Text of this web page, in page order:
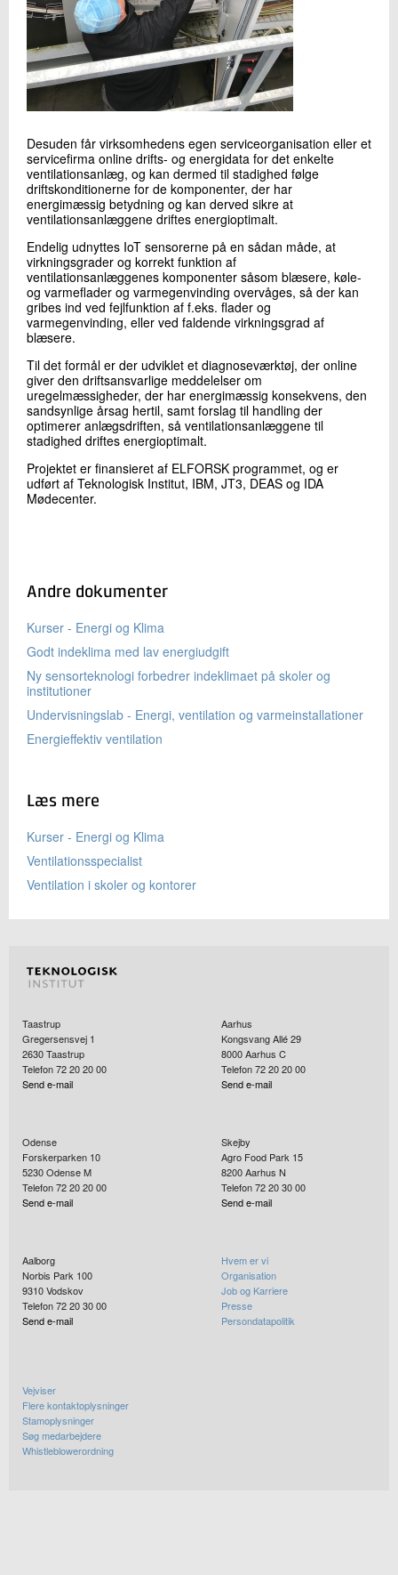
Desuden får virksomhedens egen serviceorganisation eller et
servicefirma online drifts- og energidata for det enkelte
ventilationsanlæg, og kan dermed til stadighed følge
driftskonditionerne for de komponenter, der har
energimæssig betydning og kan derved sikre at
ventilationsanlæggene driftes energioptimalt.
Endelig udnyttes IoT sensorerne på en sådan måde, at
virkningsgrader og korrekt funktion af
ventilationsanlæggenes komponenter såsom blæsere, køle-
og varmeflader og varmegenvinding overvåges, så der kan
gribes ind ved fejlfunktion af f.eks. flader og
varmegenvinding, eller ved faldende virkningsgrad af
blæsere.
Til det formål er der udviklet et diagnoseværktøj, der online
giver den driftsansvarlige meddelelser om
uregelmæssigheder, der har energimæssig konsekvens, den
sandsynlige årsag hertil, samt forslag til handling der
optimerer anlægsdriften, så ventilationsanlæggene til
stadighed driftes energioptimalt.
Projektet er finansieret af ELFORSK programmet, og er
udført af Teknologisk Institut, IBM, JT3, DEAS og IDA
Mødecenter.
Andre dokumenter
Kurser - Energi og Klima
Godt indeklima med lav energiudgift
Ny sensorteknologi forbedrer indeklimaet på skoler og
institutioner
Undervisningslab - Energi, ventilation og varmeinstallationer
Energieffektiv ventilation
Læs mere
Kurser - Energi og Klima
Ventilationsspecialist
Ventilation i skoler og kontorer
Taastrup
Gregersensvej 1
2630Taastrup
Telefon 72 20 20 00
Send e-mail
Aarhus
Kongsvang Allé 29
8000Aarhus C
Telefon 72 20 20 00
Send e-mail
Odense
Forskerparken 10
5230Odense M
Telefon 72 20 20 00
Send e-mail
Skejby
Agro Food Park 15
8200Aarhus N
Telefon 72 20 30 00
Send e-mail
Aalborg
Norbis Park 100
9310Vodskov
Telefon 72 20 30 00
Send e-mail
Hvem er vi
Organisation
Job og Karriere
Presse
Persondatapolitik
Vejviser
Flere kontaktoplysninger
Stamoplysninger
Søg medarbejdere
Whistleblowerordning